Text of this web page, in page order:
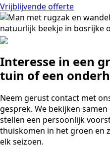
Vrijblijvende offerte
Interesse in een
tuin of een
Neem gerust contact met
gesprek. We bekijken
stellen een persoonlijk
thuiskomen in het groen en
elk seizoen.